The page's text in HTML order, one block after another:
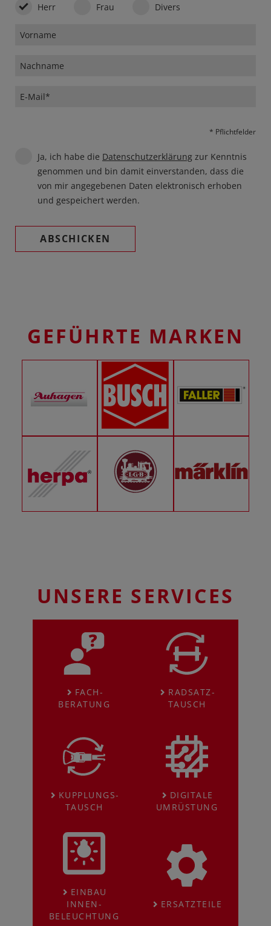
Herr Frau Divers
* Pflichtfelder
Ja, ich habe die Datenschutzerklärung zur Kenntnis
genommen und bin damit einverstanden, dass die
von mir angegebenen Daten elektronisch erhoben
und gespeichert werden.
ABSCHICKEN
GEFÜHRTE MARKEN
AUHAGEN BUSCH FALLER
UNSERE SERVICES
FACH­
BERATUNG
RADSATZ­
TAUSCH
KUPPLUNGS­
TAUSCH
DIGITALE
UMRÜSTUNG
EINBAU
INNEN­
BELEUCHTUNG
ERSATZ­TEILE